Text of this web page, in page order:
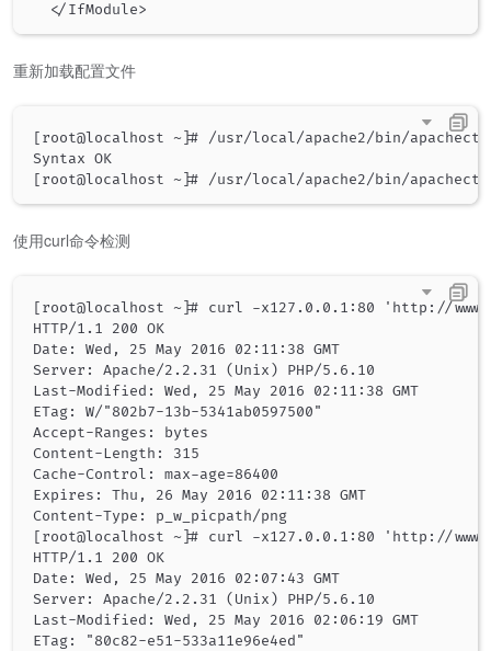
重新加载配置文件
[root@localhost ~]# /usr/local/apache2/bin/
Syntax OK
使用curl命令检测
[root@localhost ~]# curl -x127.0.0.1:80 'http://
HTTP/1.1 200 OK
Date: Wed, 25 May 2016 02:11:38 GMT
Server: Apache/2.2.31 (Unix) PHP/5.6.10
Last-Modified: Wed, 25 May 2016 02:11:38 GMT
ETag: W/"802b7-13b-5341ab0597500"
Accept-Ranges: bytes
Content-Length: 315
Cache-Control: max-age=86400
Expires: Thu, 26 May 2016 02:11:38 GMT
Content-Type: p_w_picpath/png
[root@localhost ~]# curl -x127.0.0.1:80 'http://
HTTP/1.1 200 OK
Date: Wed, 25 May 2016 02:07:43 GMT
Server: Apache/2.2.31 (Unix) PHP/5.6.10
Last-Modified: Wed, 25 May 2016 02:06:19 GMT
ETag: "80c82-e51-533a11e96e4ed"